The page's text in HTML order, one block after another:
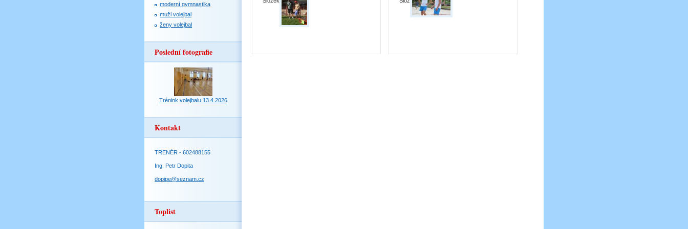
moderní gymnastika
muži volejbal
ženy volejbal
Poslední fotografie
Trénink volejbalu 13.4.2026
Kontakt
TRENÉR - 602488155
Ing. Petr Dopita
dopipe@seznam.cz
Toplist